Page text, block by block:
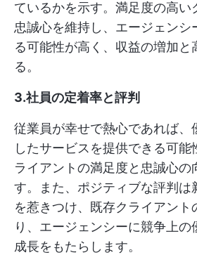
ているかを示す。満足度の高い
忠誠心を維持し、エージェンシ
る可能性が高く、収益の増加と
る。
3.社員の定着率と評判
従業員が幸せで熱心であれば、
したサービスを提供できる可能
ライアントの満足度と忠誠心の
す。また、ポジティブな評判は
を惹きつけ、既存クライアント
り、エージェンシーに競争上の
成長をもたらします。